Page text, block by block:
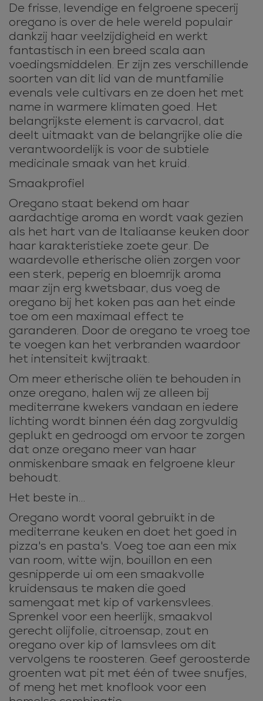
De frisse, levendige en felgroene specerij
oregano is over de hele wereld populair
dankzij haar veelzijdigheid en werkt
fantastisch in een breed scala aan
voedingsmiddelen. Er zijn zes verschillende
soorten van dit lid van de muntfamilie
evenals vele cultivars en ze doen het met
name in warmere klimaten goed. Het
belangrijkste element is carvacrol, dat
deelt uitmaakt van de belangrijke olie die
verantwoordelijk is voor de subtiele
medicinale smaak van het kruid.
Smaakprofiel
Oregano staat bekend om haar
aardachtige aroma en wordt vaak gezien
als het hart van de Italiaanse keuken door
haar karakteristieke zoete geur. De
waardevolle etherische oliën zorgen voor
een sterk, peperig en bloemrijk aroma
maar zijn erg kwetsbaar, dus voeg de
oregano bij het koken pas aan het einde
toe om een maximaal effect te
garanderen. Door de oregano te vroeg toe
te voegen kan het verbranden waardoor
het intensiteit kwijtraakt.
Om meer etherische oliën te behouden in
onze oregano, halen wij ze alleen bij
mediterrane kwekers vandaan en iedere
lichting wordt binnen één dag zorgvuldig
geplukt en gedroogd om ervoor te zorgen
dat onze oregano meer van haar
onmiskenbare smaak en felgroene kleur
behoudt.
Het beste in...
Oregano wordt vooral gebruikt in de
mediterrane keuken en doet het goed in
pizza's en pasta's. Voeg toe aan een mix
van room, witte wijn, bouillon en een
gesnipperde ui om een smaakvolle
kruidensaus te maken die goed
samengaat met kip of varkensvlees.
Sprenkel voor een heerlijk, smaakvol
gerecht olijfolie, citroensap, zout en
oregano over kip of lamsvlees om dit
vervolgens te roosteren. Geef geroosterde
groenten wat pit met één of twee snufjes,
of meng het met knoflook voor een